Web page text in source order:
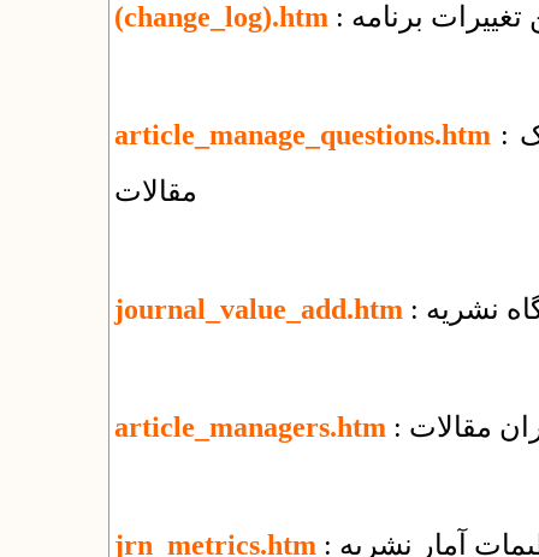
(change_log).htm برنامه
article_manage_questions.htm : پرسش‌های بنیادی درباره‌ی مدیریت الکترونیک
مقالات
journal_value_add.htm نشریه
article_managers.htm مقالات
jrn_metrics.htm آمار نشریه